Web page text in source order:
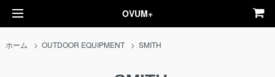
OVUM+
ホーム >OUTDOOR EQUIPMENT >SMITH